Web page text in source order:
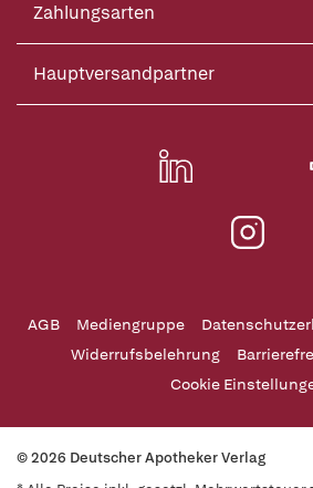
Zahlungsarten
Hauptversandpartner
AGB Mediengruppe
Widerrufsbelehrung
Cookie
© 2026 Deutscher Apotheker Verlag